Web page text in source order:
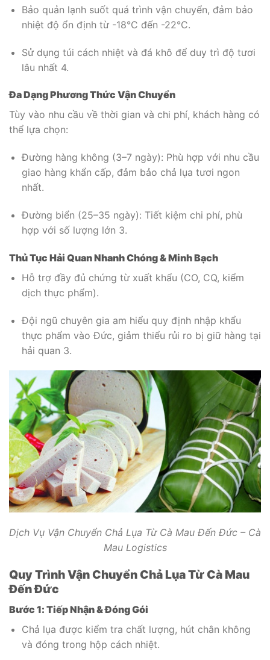
Bảo quản lạnh suốt quá trình vận chuyển, đảm bảo
nhiệt độ ổn định từ -18°C đến -22°C.
Sử dụng túi cách nhiệt và đá khô để duy trì độ tươi
lâu nhất 4.
Đa Dạng Phương Thức Vận Chuyển
Tùy vào nhu cầu về thời gian và chi phí, khách hàng có
thể lựa chọn:
Đường hàng không (3–7 ngày): Phù hợp với nhu cầu
giao hàng khẩn cấp, đảm bảo chả lụa tươi ngon
nhất.
Đường biển (25–35 ngày): Tiết kiệm chi phí, phù
hợp với số lượng lớn 3.
Thủ Tục Hải Quan Nhanh Chóng & Minh Bạch
Hỗ trợ đầy đủ chứng từ xuất khẩu (CO, CQ, kiểm
dịch thực phẩm).
Đội ngũ chuyên gia am hiểu quy định nhập khẩu
thực phẩm vào Đức, giảm thiểu rủi ro bị giữ hàng tại
hải quan 3.
Dịch Vụ Vận Chuyển Chả Lụa Từ Cà Mau Đến Đức – Cà
Mau Logistics
Quy Trình Vận Chuyển Chả Lụa Từ Cà Mau
Đến Đức
Bước 1: Tiếp Nhận & Đóng Gói
Chả lụa được kiểm tra chất lượng, hút chân không
và đóng trong hộp cách nhiệt.